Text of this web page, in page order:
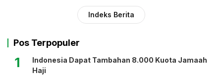
Indeks Berita
Pos Terpopuler
1
Indonesia Dapat Tambahan 8.000 Kuota Jamaah
Haji